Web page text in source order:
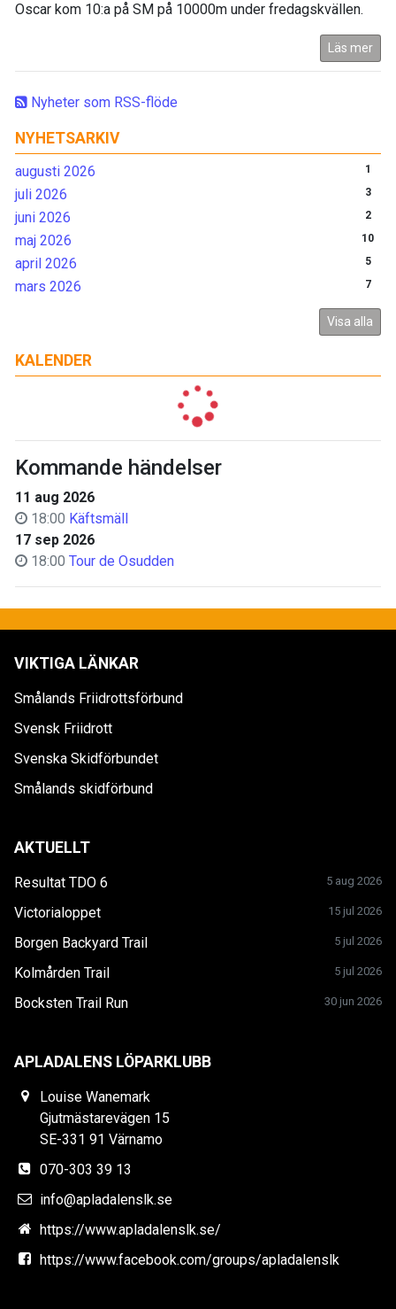
Nyheter som RSS-flöde
NYHETSARKIV
augusti 2026 1
juli 2026 3
juni 2026 2
maj 2026 10
april 2026 5
mars 2026 7
Visa alla
Oscar kom 10:a på SM på 10000m under fredagskvällen.
Läs mer
KALENDER
Kommande händelser
11 aug 2026
18:00 Käftsmäll
17 sep 2026
18:00 Tour de Osudden
VIKTIGA LÄNKAR
Smålands Friidrottsförbund
Svensk Friidrott
Svenska Skidförbundet
Smålands skidförbund
AKTUELLT
Resultat TDO 6 5 aug 2026
Victorialoppet 15 jul 2026
Borgen Backyard Trail 5 jul 2026
Kolmården Trail 5 jul 2026
Bocksten Trail Run 30 jun 2026
APLADALENS LÖPARKLUBB
Louise Wanemark
Gjutmästarevägen 15
SE-331 91 Värnamo
070-303 39 13
info@apladalenslk.se
https://www.apladalenslk.se/
https://www.facebook.com/groups/apladalenslk